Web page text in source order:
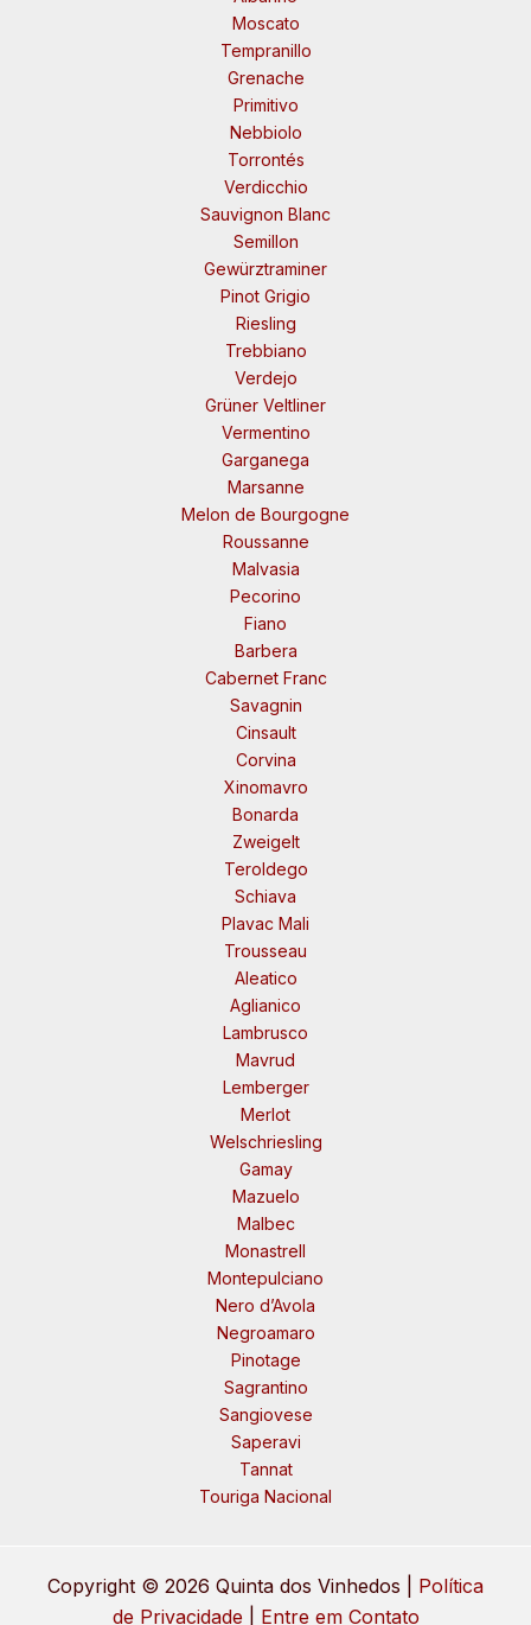
Moscato
Tempranillo
Grenache
Primitivo
Nebbiolo
Torrontés
Verdicchio
Sauvignon Blanc
Semillon
Gewürztraminer
Pinot Grigio
Riesling
Trebbiano
Verdejo
Grüner Veltliner
Vermentino
Garganega
Marsanne
Melon de Bourgogne
Roussanne
Malvasia
Pecorino
Fiano
Barbera
Cabernet Franc
Savagnin
Cinsault
Corvina
Xinomavro
Bonarda
Zweigelt
Teroldego
Schiava
Plavac Mali
Trousseau
Aleatico
Aglianico
Lambrusco
Mavrud
Lemberger
Merlot
Welschriesling
Gamay
Mazuelo
Malbec
Monastrell
Montepulciano
Nero d’Avola
Negroamaro
Pinotage
Sagrantino
Sangiovese
Saperavi
Tannat
Touriga Nacional
Copyright © 2026 Quinta dos Vinhedos | Política
de Privacidade
Entre em Contato